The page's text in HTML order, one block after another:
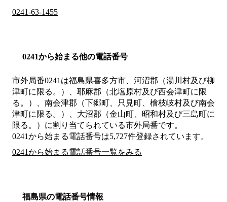
0241-63-1455
0241から始まる他の電話番号
市外局番0241 は福島県喜多方市、河沼郡（湯川村及び柳
津町に限る。）、耶麻郡（北塩原村及び西会津町に限
る。）、南会津郡（下郷町、只見町、檜枝岐村及び南会
津町に限る。）、大沼郡（金山町、昭和村及び三島町に
限る。） に割り当てられている市外局番です。
0241から始まる電話番号は5,727件登録されています。
0241から始まる電話番号一覧をみる
福島県の電話番号情報